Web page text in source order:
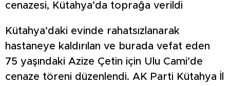
cenazesi, Kütahya’da toprağa verildi
Kütahya’daki evinde rahatsızlanarak
hastaneye kaldırılan ve burada vefat eden
75 yaşındaki Azize Çetin için Ulu Cami’de
cenaze töreni düzenlendi. AK Parti Kütahya İl